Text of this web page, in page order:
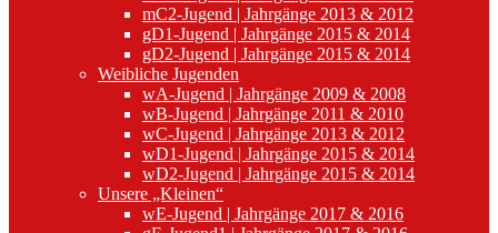
mC2-Jugend | Jahrgänge 2013 & 2012
gD1-Jugend | Jahrgänge 2015 & 2014
gD2-Jugend | Jahrgänge 2015 & 2014
Weibliche Jugenden
wA-Jugend | Jahrgänge 2009 & 2008
wB-Jugend | Jahrgänge 2011 & 2010
wC-Jugend | Jahrgänge 2013 & 2012
wD1-Jugend | Jahrgänge 2015 & 2014
wD2-Jugend | Jahrgänge 2015 & 2014
Unsere „Kleinen“
wE-Jugend | Jahrgänge 2017 & 2016